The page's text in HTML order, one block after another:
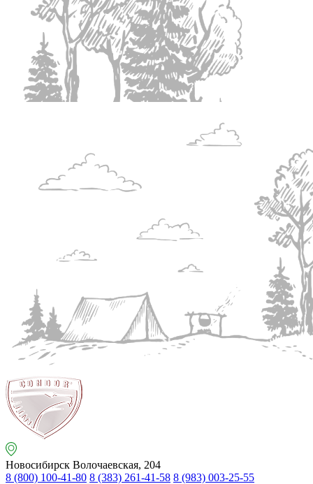
Новосибирск Волочаевская, 204
8 (800) 100-41-80 8 (383) 261-41-58 8 (983) 003-25-55